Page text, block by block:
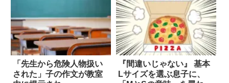
「先生から危険人物扱い
された」子の作文が教室
『間違いじゃない』 基本
Lサイズを選ぶ息子に、